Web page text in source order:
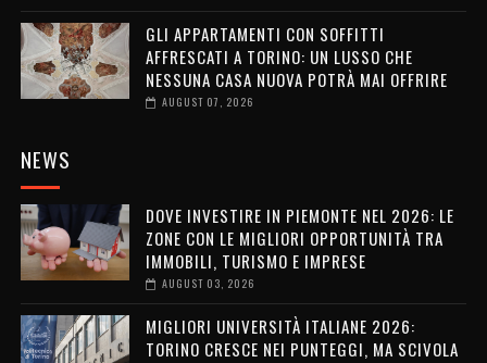
GLI APPARTAMENTI CON SOFFITTI
AFFRESCATI A TORINO: UN LUSSO CHE
NESSUNA CASA NUOVA POTRÀ MAI OFFRIRE
AUGUST 07, 2026
NEWS
DOVE INVESTIRE IN PIEMONTE NEL 2026: LE
ZONE CON LE MIGLIORI OPPORTUNITÀ TRA
IMMOBILI, TURISMO E IMPRESE
AUGUST 03, 2026
MIGLIORI UNIVERSITÀ ITALIANE 2026:
TORINO CRESCE NEI PUNTEGGI, MA SCIVOLA